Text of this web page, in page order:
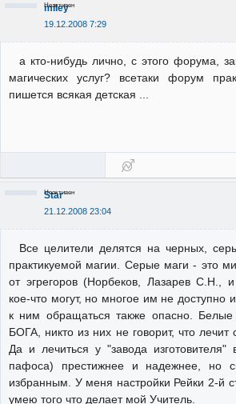
miley
19.12.2008 7:29
Неактивен
а кто-нибудь лично, с этого форума,
магических услуг? всетаки форум
пишется всякая детская ...
Star
21.12.2008 23:04
Неактивен
Все целители делятся на черных,
практикуемой магии. Серые маги - это
от эгрегоров (Норбеков, Лазарев С.Н.,
кое-что могут, но многое им не доступно
к ним обращаться также опасно. Белые
БОГА, никто из них не говорит, что лечит
Да и лечиться у "завода изготовителя"
пафоса) престижнее и надежнее, но
избранным. У меня настройки Рейки 2-й
умею того что делает мой Учитель.